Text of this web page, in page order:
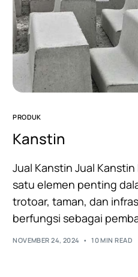
PRODUK
Kanstin
Jual Kanstin Jual
satu elemen penting
trotoar, taman, dan
berfungsi sebagai
NOVEMBER 24, 2024 10 MIN READ